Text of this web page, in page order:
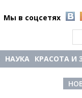
Мы в соцсетях
НАУКА КРАСОТА И